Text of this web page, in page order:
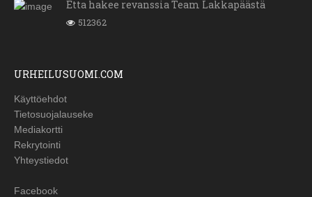
Etta hakee revanssia Team Lakkapäästä
512362
URHEILUSUOMI.COM
Käyttöehdot
Tietosuojalauseke
Mediakortti
Rekrytointi
Yhteystiedot
Facebook